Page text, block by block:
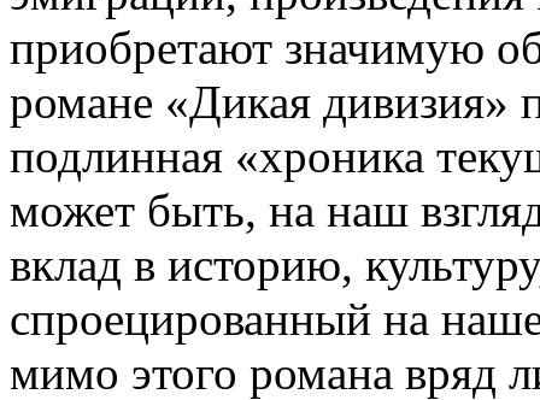
приобретают значимую
романе «Дикая дивизия»
подлинная «хроника
может быть, на наш
вклад в историю,
спроецированный на
мимо этого романа вряд